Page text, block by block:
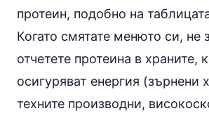
протеин, подобно на
Когато смятате менюто си, не
отчетете протеина в храните,
осигуряват енергия (зърнени
техните производни,